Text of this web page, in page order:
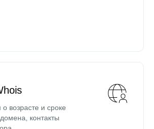
возрасте и сроке
контакты